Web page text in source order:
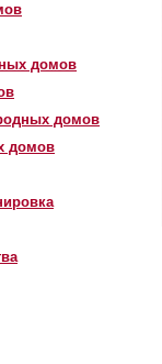
домов
домов
домов